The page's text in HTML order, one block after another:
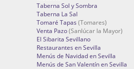
Taberna Sol y Sombra
Taberna La Sal
Tomaré Tapas (Tomares)
Venta Pazo(Sanlúcar la Mayor)
El Sibarita Sevillano
Restaurantes en Sevilla
Menús de Navidad en Sevilla
Menús de San Valentín en Sevilla